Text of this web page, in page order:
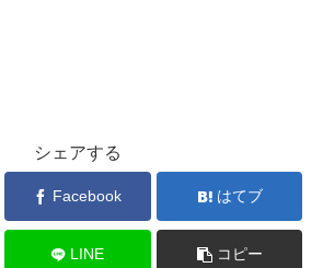
シェアする
Facebook はてブ
LINE コピー